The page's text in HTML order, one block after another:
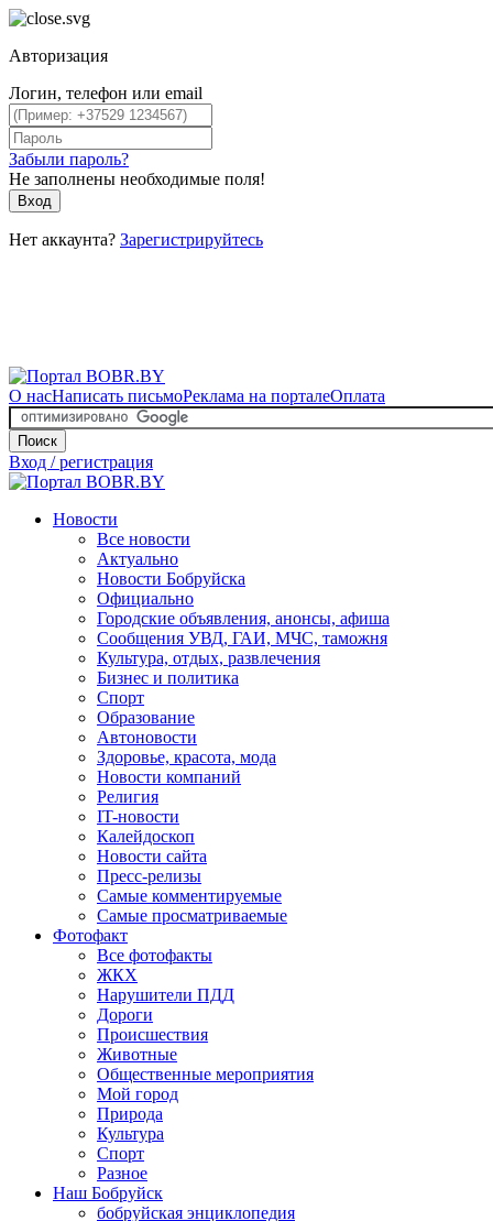
Авторизация
Логин, телефон или email
Забыли пароль?
Не заполнены необходимые поля!
Вход
Нет аккаунта? Зарегистрируйтесь
О насНаписать письмоРеклама на порталеОплата
Поиск
Вход / регистрация
Новости
Все новости
Актуально
Новости Бобруйска
Официально
Городские объявления, анонсы, афиша
Сообщения УВД, ГАИ, МЧС, таможня
Культура, отдых, развлечения
Бизнес и политика
Спорт
Образование
Автоновости
Здоровье, красота, мода
Новости компаний
Религия
IT-новости
Калейдоскоп
Новости сайта
Пресс-релизы
Самые комментируемые
Самые просматриваемые
Фотофакт
Все фотофакты
ЖКХ
Нарушители ПДД
Дороги
Происшествия
Животные
Общественные мероприятия
Мой город
Природа
Культура
Спорт
Разное
Наш Бобруйск
бобруйская энциклопедия